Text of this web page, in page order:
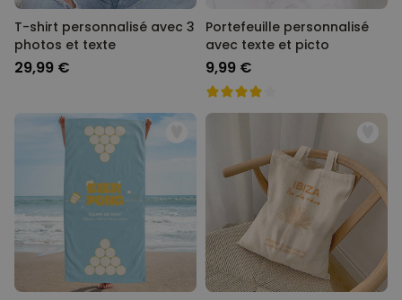
T-shirt personnalisé avec 3
photos et texte
29,99 €
Portefeuille personnalisé
avec texte et picto
9,99 €